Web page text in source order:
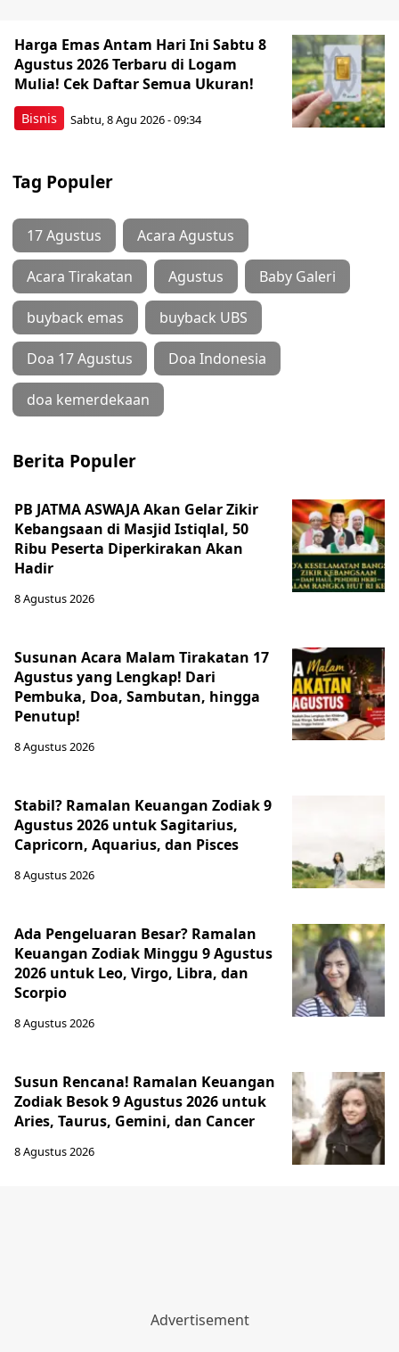
Bisnis
Harga Emas Antam Hari Ini Sabtu 8
Agustus 2026 Terbaru di Logam
Mulia! Cek Daftar Semua Ukuran!
Sabtu, 8 Agu 2026 - 09:34
Tag Populer
17 Agustus Acara Agustus
Acara Tirakatan Agustus Baby Galeri
buyback emas buyback UBS
Doa 17 Agustus Doa Indonesia
doa kemerdekaan
Berita Populer
PB JATMA ASWAJA Akan Gelar Zikir
Kebangsaan di Masjid Istiqlal, 50
Ribu Peserta Diperkirakan Akan
Hadir
8 Agustus 2026
Susunan Acara Malam Tirakatan 17
Agustus yang Lengkap! Dari
Pembuka, Doa, Sambutan, hingga
Penutup!
8 Agustus 2026
Stabil? Ramalan Keuangan Zodiak 9
Agustus 2026 untuk Sagitarius,
Capricorn, Aquarius, dan Pisces
8 Agustus 2026
Ada Pengeluaran Besar? Ramalan
Keuangan Zodiak Minggu 9 Agustus
2026 untuk Leo, Virgo, Libra, dan
Scorpio
8 Agustus 2026
Susun Rencana! Ramalan Keuangan
Zodiak Besok 9 Agustus 2026 untuk
Aries, Taurus, Gemini, dan Cancer
8 Agustus 2026